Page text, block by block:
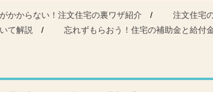
かからない！注文住宅の裏ワザ紹介
注文住宅
て解説 忘れずもらおう！住宅の補助金と給付